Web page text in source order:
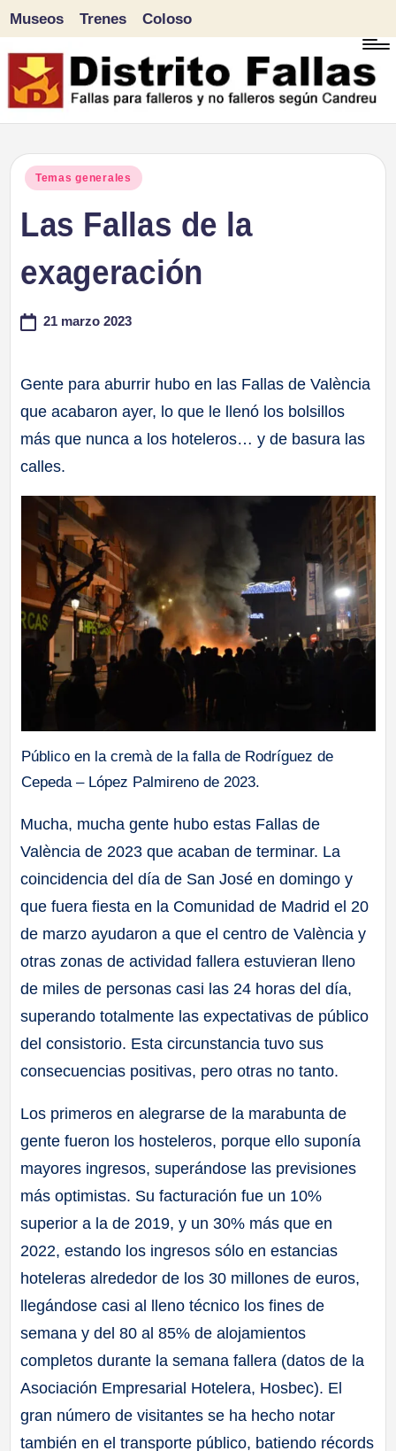
Saltar
al
Museos Trenes Coloso
Publicado
Temas generales
Las Fallas de la
exageración
21 marzo 2023
Gente para aburrir hubo en las Fallas de València
que acabaron ayer, lo que le llenó los bolsillos
más que nunca a los hoteleros… y de basura las
calles.
Público en la cremà de la falla de Rodríguez de
Cepeda – López Palmireno de 2023.
Mucha, mucha gente hubo estas Fallas de
València de 2023 que acaban de terminar. La
coincidencia del día de San José en domingo y
que fuera fiesta en la Comunidad de Madrid el 20
de marzo ayudaron a que el centro de València y
otras zonas de actividad fallera estuvieran lleno
de miles de personas casi las 24 horas del día,
superando totalmente las expectativas de público
del consistorio. Esta circunstancia tuvo sus
consecuencias positivas, pero otras no tanto.
Los primeros en alegrarse de la marabunta de
gente fueron los hosteleros, porque ello suponía
mayores ingresos, superándose las previsiones
más optimistas. Su facturación fue un 10%
superior a la de 2019, y un 30% más que en
2022, estando los ingresos sólo en estancias
hoteleras alrededor de los 30 millones de euros,
llegándose casi al lleno técnico los fines de
semana y del 80 al 85% de alojamientos
completos durante la semana fallera (datos de la
Asociación Empresarial Hotelera, Hosbec). El
gran número de visitantes se ha hecho notar
también en el transporte público, batiendo récords